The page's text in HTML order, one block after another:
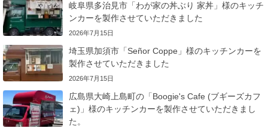
岐阜県多治見市「わが家の丼ぶり 家丼」様のキッチ
ンカーを製作させていただきました
2026年7月15日
埼玉県加須市「Señor Coppe」様のキッチンカーを
製作させていただきました
2026年7月15日
広島県大崎上島町の「Boogie's Cafe (ブギーズカフ
ェ)」様のキッチンカーを製作させていただきまし
た。